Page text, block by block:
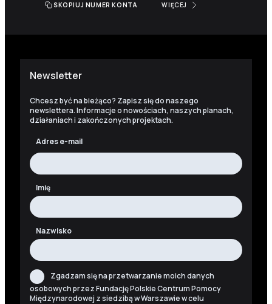
SKOPIUJ NUMER KONTA WIĘCEJ
Newsletter
Chcesz być na bieżąco? Zapisz się do naszego
newslettera. Informacje o nowościach, naszych planach,
działaniach i zakończonych projektach.
Adres e-mail
Imię
Nazwisko
Zgadzam się na przetwarzanie moich danych
osobowych przez Fundację Polskie Centrum Pomocy
Międzynarodowej z siedzibą w Warszawie w celu